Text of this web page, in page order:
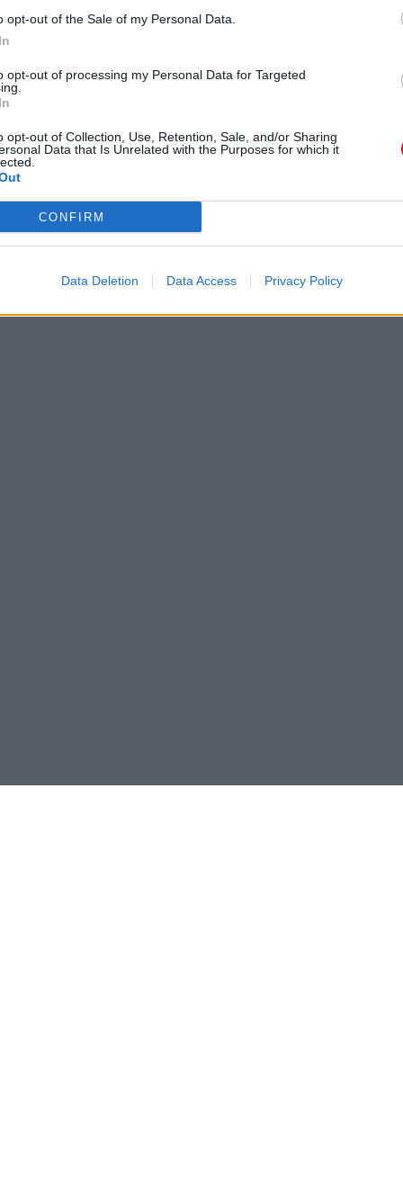
opt-out of the Sale of my Personal Data.
opt-out of processing my Personal Data for Targeted
opt-out of Collection, Use, Retention, Sale, and/or Sharing
Data that Is Unrelated with the Purposes for which it
CONFIRM
Data Deletion Data Access Privacy Policy
να ακούσουμε στην